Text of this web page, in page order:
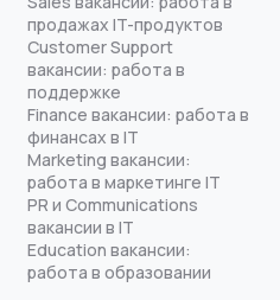
продажах IT-продуктов
Customer Support
вакансии: работа в
поддержке
Finance вакансии: работа в
финансах в IT
Marketing вакансии:
работа в маркетинге IT
PR и Communications
вакансии в IT
Education вакансии:
работа в образовании